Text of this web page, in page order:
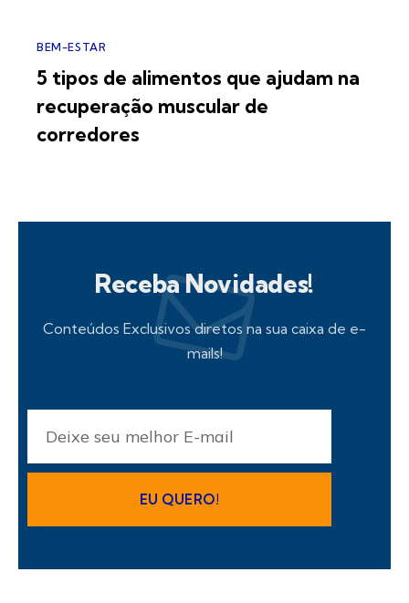
BEM-ESTAR
5 tipos de alimentos que ajudam na
recuperação muscular de
corredores
Receba Novidades!
Conteúdos Exclusivos diretos na sua caixa de e-
mails!
EU QUERO!